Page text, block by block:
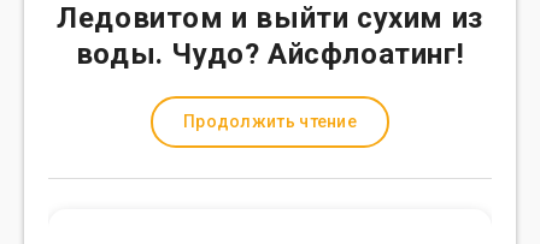
Ледовитом и выйти сухим из
воды. Чудо? Айсфлоатинг!
Продолжить чтение